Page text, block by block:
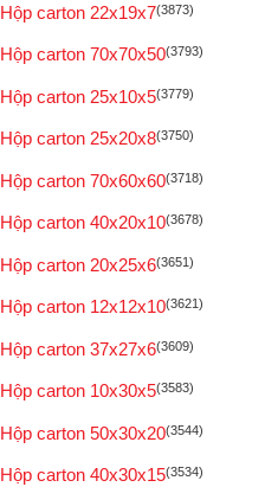
Hộp carton 22x19x7(3873)
Hộp carton 70x70x50(3793)
Hộp carton 25x10x5(3779)
Hộp carton 25x20x8(3750)
Hộp carton 70x60x60(3718)
Hộp carton 40x20x10(3678)
Hộp carton 20x25x6(3651)
Hộp carton 12x12x10(3621)
Hộp carton 37x27x6(3609)
Hộp carton 10x30x5(3583)
Hộp carton 50x30x20(3544)
Hộp carton 40x30x15(3534)